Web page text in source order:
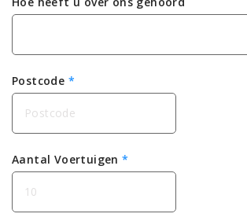
Postcode *
Aantal Voertuigen*